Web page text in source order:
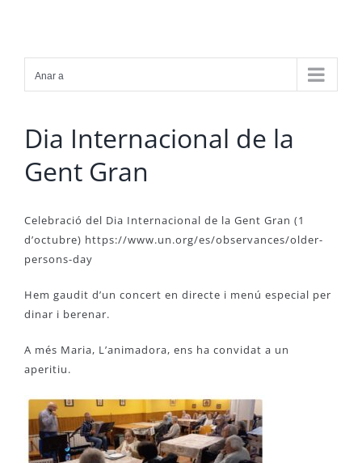
Anar a
Dia Internacional de la
Gent Gran
Celebració del Dia Internacional de la Gent Gran (1
d’octubre) https://www.un.org/es/observances/older-
persons-day
Hem gaudit d’un concert en directe i menú especial per
dinar i berenar.
A més Maria, L’animadora, ens ha convidat a un
aperitiu.